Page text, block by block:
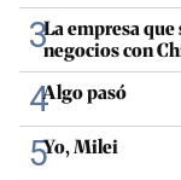
3La empresa que
negocios con
4Algo pasó
5Yo, Milei